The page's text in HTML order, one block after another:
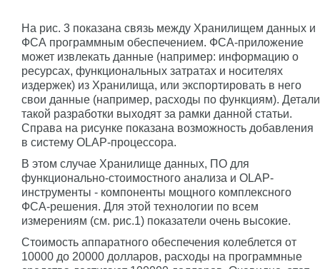
На рис. 3 показана связь между Хранилищем данных и
ФСА программным обеспечением. ФСА-приложение
может извлекать данные (например: информацию о
ресурсах, функциональных затратах и носителях
издержек) из Хранилища, или экспортировать в него
свои данные (например, расходы по функциям). Детали
такой разработки выходят за рамки данной статьи.
Справа на рисунке показана возможность добавления
в систему OLAP-процессора.
В этом случае Хранилище данных, ПО для
функционально-стоимостного анализа и OLAP-
инструменты - компоненты мощного комплексного
ФСА-решения. Для этой технологии по всем
измерениям (см. рис.1) показатели очень высокие.
Стоимость аппаратного обеспечения колеблется от
10000 до 20000 долларов, расходы на программные